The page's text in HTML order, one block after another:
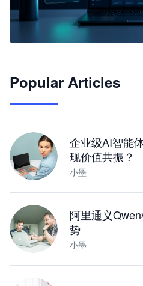
JimoClaw 桌面 AI Agent
Popular Articles
企业级AI智能
现价值共振？
小墨
阿里通义
势
小墨